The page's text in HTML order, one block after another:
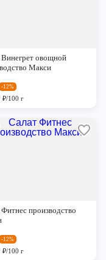
Винегрет овощной
Макси
-12%
₽/100 г
производство
-12%
₽/100 г